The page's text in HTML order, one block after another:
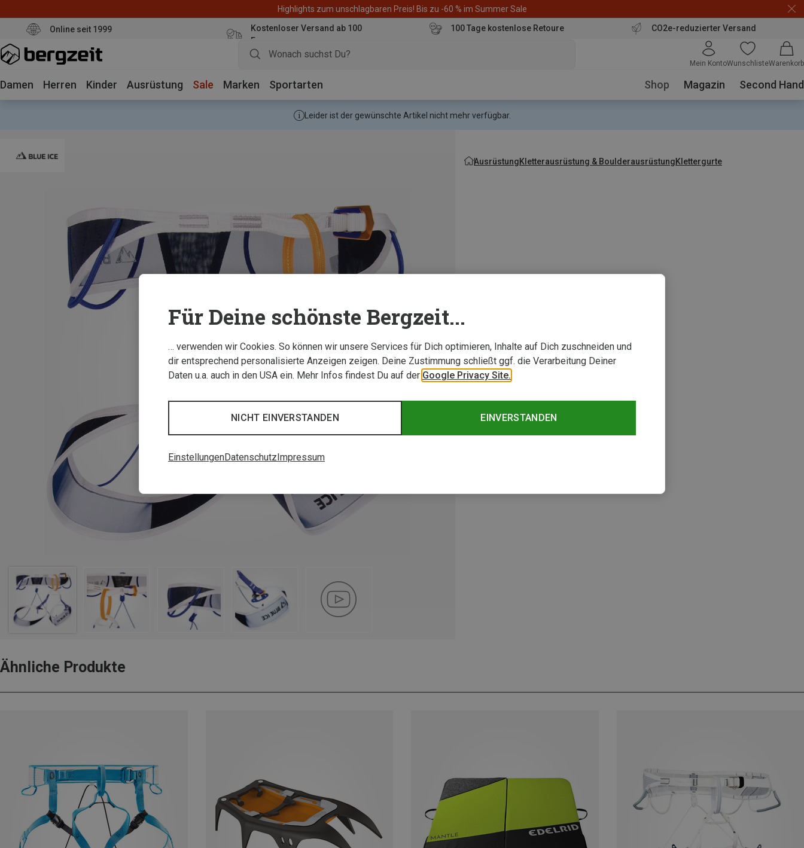
Highlights zum unschlagbaren Preis! Bis zu -60 % im Summer Sale
Online seit 1999
Kostenloser Versand ab 100
Euro
100 Tage kostenlose Retoure CO2e-reduzierter Versand
Mein KontoWunschlisteWarenkorb
Damen Herren Kinder Ausrüstung Sale Marken Sportarten Shop Magazin Second Hand
Leider ist der gewünschte Artikel nicht mehr verfügbar.
AusrüstungKletterausrüstung & BoulderausrüstungKlettergurte
Ähnliche Produkte
Für Deine schönste Bergzeit...
… verwenden wir Cookies. So können wir unsere Services für Dich optimieren, Inhalte auf Dich zuschneiden und
dir entsprechend personalisierte Anzeigen zeigen. Deine Zustimmung schließt ggf. die Verarbeitung Deiner
Daten u.a. auch in den USA ein. Mehr Infos findest Du auf der Google Privacy Site.
EINVERSTANDEN
NICHT EINVERSTANDEN
EinstellungenDatenschutzImpressum